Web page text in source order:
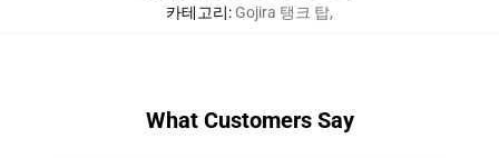
카테고리: Gojira 탱크 탑,
What Customers Say